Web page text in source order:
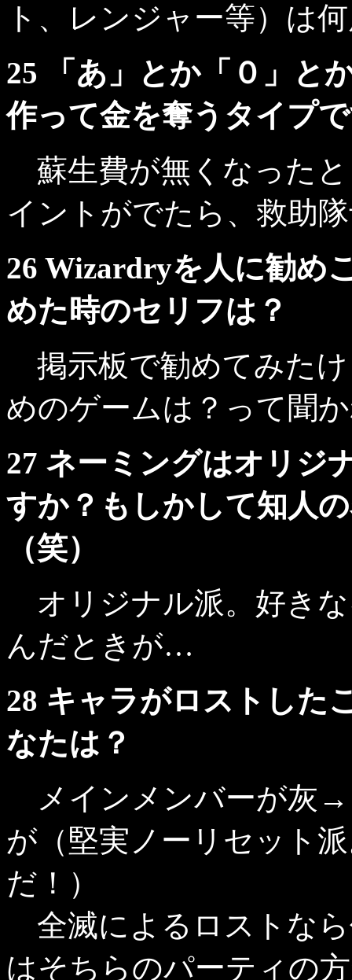
ト、レンジャー等）は
25 「あ」とか「０」と
作って金を奪うタイプ
蘇生費が無くなった
イントがでたら、救助
26 Wizardryを人に勧め
めた時のセリフは？
掲示板で勧めてみた
めのゲームは？って聞
27 ネーミングはオリジ
すか？もしかして知人
（笑）
オリジナル派。好き
んだときが…
28 キャラがロストした
なたは？
メインメンバーが灰→
が（堅実ノーリセット
だ！）
全滅によるロストな
はそちらのパーティの